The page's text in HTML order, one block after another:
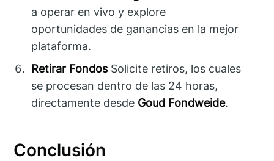
a operar en vivo y explore
oportunidades de ganancias en la mejor
plataforma.
Retirar FondosSolicite retiros, los cuales
se procesan dentro de las 24 horas,
directamente desde Goud Fondweide.
Conclusión